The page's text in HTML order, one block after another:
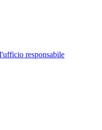
responsabile